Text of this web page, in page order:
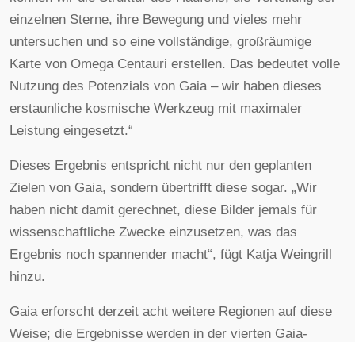
einzelnen Sterne, ihre Bewegung und vieles mehr
untersuchen und so eine vollständige, großräumige
Karte von Omega Centauri erstellen. Das bedeutet volle
Nutzung des Potenzials von Gaia – wir haben dieses
erstaunliche kosmische Werkzeug mit maximaler
Leistung eingesetzt.“
Dieses Ergebnis entspricht nicht nur den geplanten
Zielen von Gaia, sondern übertrifft diese sogar. „Wir
haben nicht damit gerechnet, diese Bilder jemals für
wissenschaftliche Zwecke einzusetzen, was das
Ergebnis noch spannender macht“, fügt Katja Weingrill
hinzu.
Gaia erforscht derzeit acht weitere Regionen auf diese
Weise; die Ergebnisse werden in der vierten Gaia-